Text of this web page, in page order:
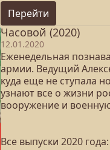
Перейти
Часовой (2020)
12.01.2020
Еженедельная
армии. Ведущий
куда еще не ступала
узнают все о жизни
вооружение и
Все выпуски 2020 года: